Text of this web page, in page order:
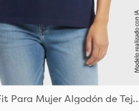
Polo Slim Fit Para Mujer